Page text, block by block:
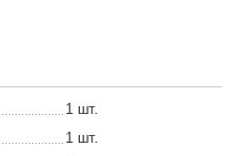
1 шт.
1 шт.